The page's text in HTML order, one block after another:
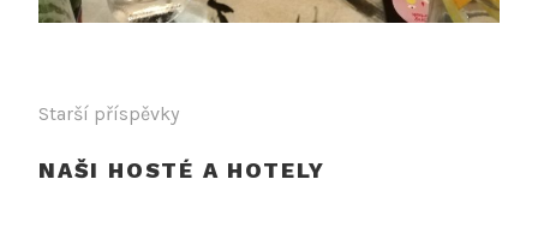
NAVIGACE
PRO
Starší příspěvky
NAŠI HOSTÉ A HOTELY